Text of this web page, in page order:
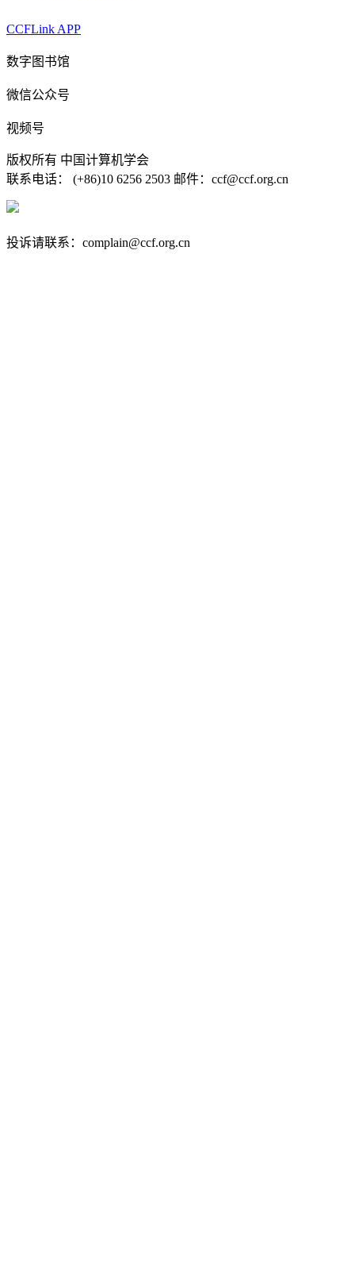
CCFLink APP
数字图书馆
微信公众号
视频号
版权所有 中国计算机学会
联系电话： (+86)10 6256 2503 邮件：ccf@ccf.org.cn
投诉请联系：complain@ccf.org.cn